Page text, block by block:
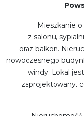
Mieszkanie
z salonu,
oraz balkon.
nowoczesnego
windy. Lokal
zaprojektowany,